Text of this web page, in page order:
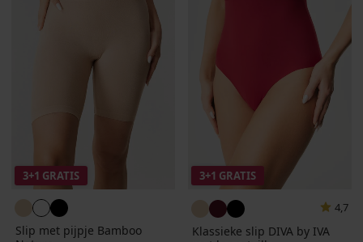
3+1 GRATIS
Slip met pijpje Bamboo
3+1 GRATIS
4,7
Klassieke slip DIVA by IVA